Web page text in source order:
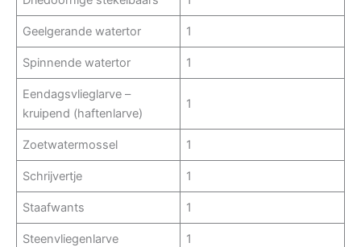
Geelgerande watertor 1
Spinnende watertor 1
Eendagsvlieglarve –
kruipend (haftenlarve)
1
Zoetwatermossel 1
Schrijvertje 1
Staafwants 1
Steenvliegenlarve 1